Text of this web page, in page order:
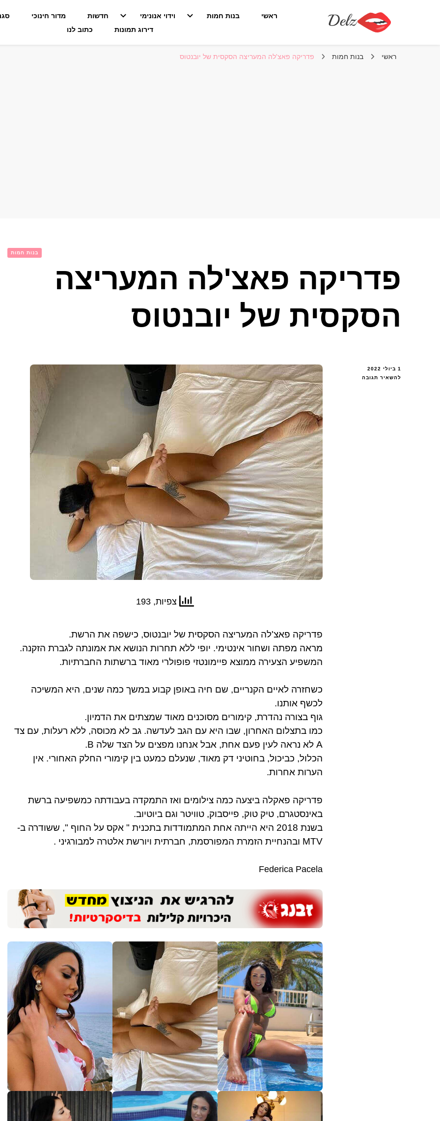
ראשי בנות חמות וידוי אנונימי חדשות מדור חינוכי
דירוג תמונות
כתוב לנו
ראשי בנות חמות פדריקה פאצ'לה המעריצה הסקסית של יובנטוס
בנות חמות
פדריקה פאצ'לה המעריצה
הסקסית של יובנטוס
1 ביולי 2022
להשאיר תגובהבנושא
צפיות, 193
פדריקה פאצ'לה המעריצה הסקסית של יובנטוס, כישפה את הרשת.
מראה מפתה ושחור אינטימי. יופי ללא תחרות הנושא את אמונתה לגברת הזקנה.
המשפיע הצעירה ממוצא פיימונטזי פופולרי מאוד ברשתות החברתיות.
כשחזרה לאיים הקנריים, שם חיה באופן קבוע במשך כמה שנים, היא המשיכה
לכשף אותנו.
גוף בצורה נהדרת, קימורים מסוכנים מאוד שמצתים את הדמיון.
כמו בתצלום האחרון, שבו היא עם הגב לעדשה. גב לא מכוסה, ללא רעלות, עם צד
A לא נראה לעין פעם אחת, אבל אנחנו מפצים על הצד שלה B.
הכלול, כביכול, בחוטיני דק מאוד, שנעלם כמעט בין קימורי החלק האחורי. אין
הערות אחרות.
פדריקה פאקלה ביצעה כמה צילומים ואז התמקדה בעבודתה כמשפיעה ברשת
באינסטגרם, טיק טוק, פייסבוק, טוויטר וגם ביוטיוב.
בשנת 2018 היא הייתה אחת המתמודדות בתכנית " אקס על החוף ", ששודרה ב-
MTV ובהנחיית הזמרת המפורסמת, חברתית ויורשת אלטרה למבורגיני .
Federica Pacela